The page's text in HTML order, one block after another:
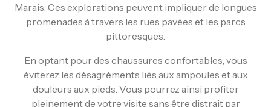
Marais. Ces explorations peuvent impliquer de longues
promenades à travers les rues pavées et les parcs
pittoresques.
En optant pour des chaussures confortables, vous
éviterez les désagréments liés aux ampoules et aux
douleurs aux pieds. Vous pourrez ainsi profiter
pleinement de votre visite sans être distrait par